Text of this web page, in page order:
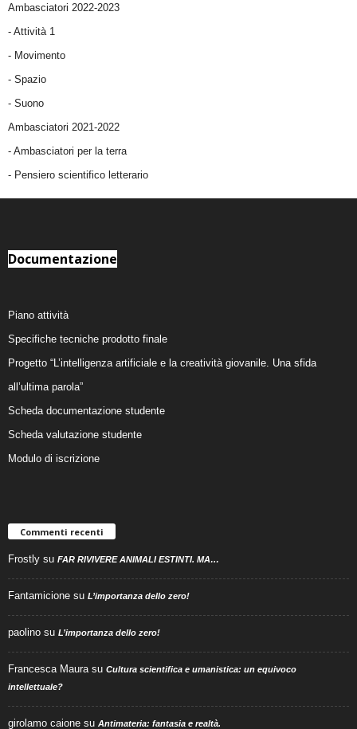
Ambasciatori 2022-2023
- Attività 1
- Movimento
- Spazio
- Suono
Ambasciatori 2021-2022
- Ambasciatori per la terra
- Pensiero scientifico letterario
Documentazione
Piano attività
Specifiche tecniche prodotto finale
Progetto “L’intelligenza artificiale e la creatività giovanile. Una sfida
all’ultima parola”
Scheda documentazione studente
Scheda valutazione studente
Modulo di iscrizione
Commenti recenti
Frostly su FAR RIVIVERE ANIMALI ESTINTI. MA…
Fantamicione su L’importanza dello zero!
paolino su L’importanza dello zero!
Francesca Maura su Cultura scientifica e umanistica: un equivoco
intellettuale?
girolamo caione su Antimateria: fantasia e realtà.